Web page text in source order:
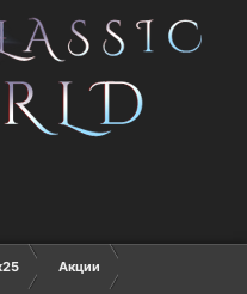
Акции